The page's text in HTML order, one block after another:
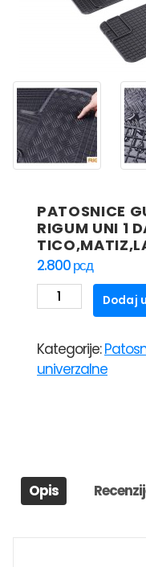
PATOSNICE
RIGUM UNI 1
2.800рсд
PATOSNICE
GUMENE
RIGUM
UNI
Dodaj
Kategorije:
univerzalne
Opis